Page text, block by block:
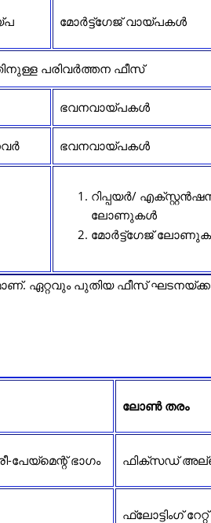
മോർട്ട്ഗേജ് വായ്പകൾ
പരിവർത്തന ഫീസ്
ഭവനവായ്പകൾ
ഭവനവായ്പകൾ
റിപ്പയർ/
ലോണുകൾ
മോർട്ട്ഗേജ്
ഏറ്റവും പുതിയ ഫീസ്
ലോൺ തരം
പേയ്‌മെന്റ് ഭാഗം ഫിക്സഡ്
ഫ്ലോട്ടിംഗ്